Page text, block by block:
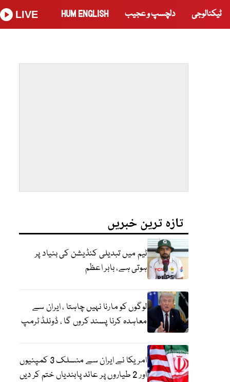
ٹیکنالوجی دلچسپ و عجیب HUM ENGLISH
LIVE
تازہ ترین خبریں
ٹیم میں تبدیلی کنڈیشن کی بنیاد پر
ہوتی ہے، بابر اعظم
لوگوں کو مارنا نہیں چاہتا ، ایران سے
معاہدہ کرنا پسند کروں گا ، ڈونلڈ ٹرمپ
امریکا نے ایران سے منسلک 3 کمپنیوں
اور 2 طیاروں پر عائد پابندیاں ختم کر دیں